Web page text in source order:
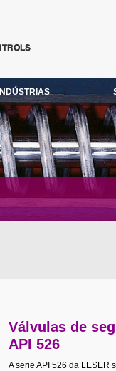
INDÚSTRIAS
Válvulas de
API 526
A serie API 526 da LESER